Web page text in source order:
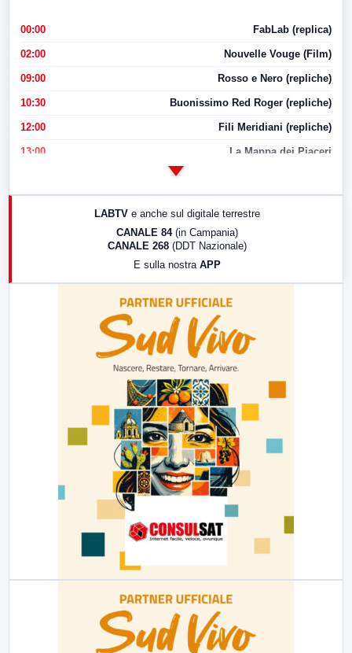
00:00 FabLab (replica)
02:00 Nouvelle Vouge (Film)
09:00 Rosso e Nero (repliche)
10:30 Buonissimo Red Roger (repliche)
12:00 Fili Meridiani (repliche)
13:00 La Mappa dei Piaceri
17:00 LabNews (replica)
LABTV e anche sul digitale terrestre
CANALE 84 (in Campania)
CANALE 268 (DDT Nazionale)
E sulla nostra APP